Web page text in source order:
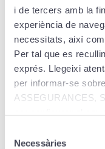
i de tercers amb la
experiència de
necessitats, així
Per tal que es
exprés. Llegeixi
per informar-se
ASSEGURANCES,
Necessàries
Creand
Dinámico
El Creand Plan
destinado a
ahorrar para el
sobrinos de
Más información